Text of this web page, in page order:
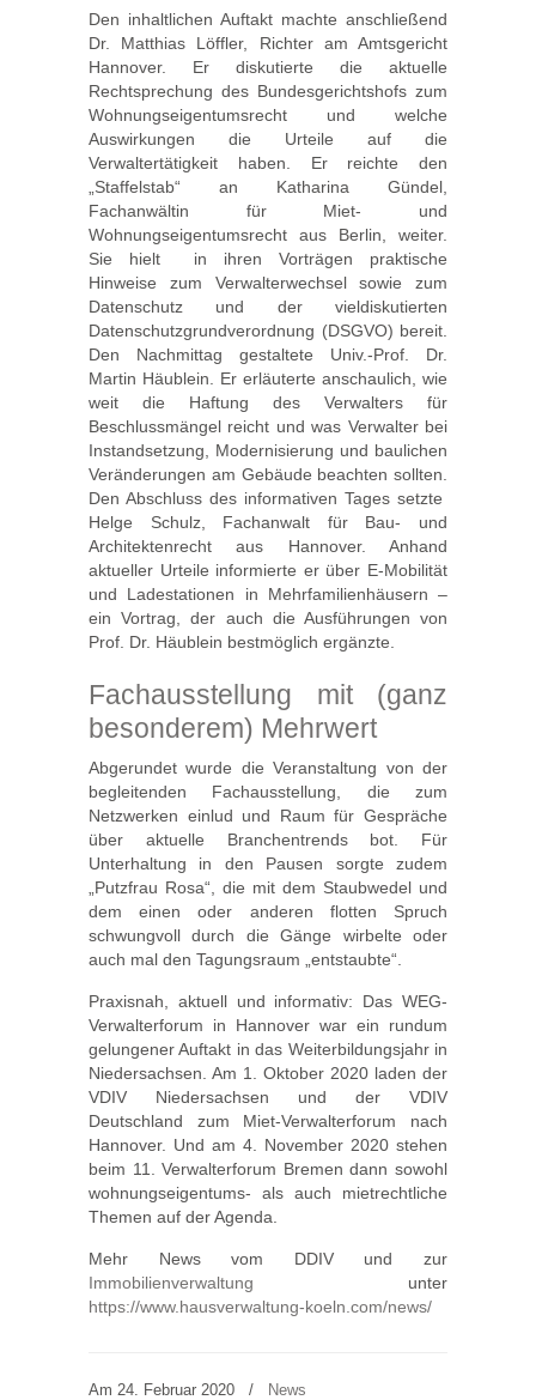
Den inhaltlichen Auftakt machte anschließend
Dr. Matthias Löffler, Richter am Amtsgericht
Hannover. Er diskutierte die aktuelle
Rechtsprechung des Bundesgerichtshofs zum
Wohnungseigentumsrecht und welche
Auswirkungen die Urteile auf die
Verwaltertätigkeit haben. Er reichte den
„Staffelstab“ an Katharina Gündel,
Fachanwältin für Miet- und
Wohnungseigentumsrecht aus Berlin, weiter.
Sie hielt in ihren Vorträgen praktische
Hinweise zum Verwalterwechsel sowie zum
Datenschutz und der vieldiskutierten
Datenschutzgrundverordnung (DSGVO) bereit.
Den Nachmittag gestaltete Univ.-Prof. Dr.
Martin Häublein. Er erläuterte anschaulich, wie
weit die Haftung des Verwalters für
Beschlussmängel reicht und was Verwalter bei
Instandsetzung, Modernisierung und baulichen
Veränderungen am Gebäude beachten sollten.
Den Abschluss des informativen Tages setzte
Helge Schulz, Fachanwalt für Bau- und
Architektenrecht aus Hannover. Anhand
aktueller Urteile informierte er über E-Mobilität
und Ladestationen in Mehrfamilienhäusern –
ein Vortrag, der auch die Ausführungen von
Prof. Dr. Häublein bestmöglich ergänzte.
Fachausstellung mit (ganz
besonderem) Mehrwert
Abgerundet wurde die Veranstaltung von der
begleitenden Fachausstellung, die zum
Netzwerken einlud und Raum für Gespräche
über aktuelle Branchentrends bot. Für
Unterhaltung in den Pausen sorgte zudem
„Putzfrau Rosa“, die mit dem Staubwedel und
dem einen oder anderen flotten Spruch
schwungvoll durch die Gänge wirbelte oder
auch mal den Tagungsraum „entstaubte“.
Praxisnah, aktuell und informativ: Das WEG-
Verwalterforum in Hannover war ein rundum
gelungener Auftakt in das Weiterbildungsjahr in
Niedersachsen. Am 1. Oktober 2020 laden der
VDIV Niedersachsen und der VDIV
Deutschland zum Miet-Verwalterforum nach
Hannover. Und am 4. November 2020 stehen
beim 11. Verwalterforum Bremen dann sowohl
wohnungseigentums- als auch mietrechtliche
Themen auf der Agenda.
Mehr News vom DDIV und zur
Immobilienverwaltung unter
https://www.hausverwaltung-koeln.com/news/
Am 24. Februar 2020 / News